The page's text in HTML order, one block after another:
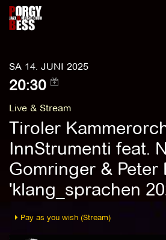
SA 14. JUNI 2025
20:30
Live & Stream
Tiroler
InnStrumenti feat.
Gomringer & Peter
'klang_sprachen
Pay as you wish (Stream)